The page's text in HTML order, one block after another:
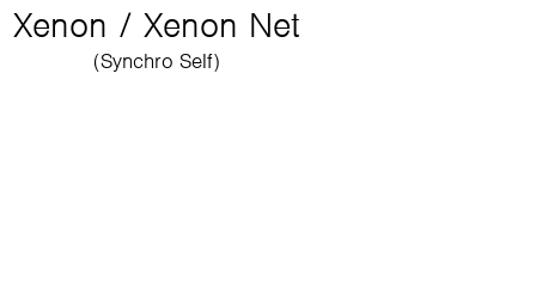
Xenon / Xenon Net
(Synchro Self)